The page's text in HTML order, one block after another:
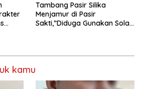
Tambang Pasir Silika
Menjamur di Pasir
Sakti,”Diduga Gunakan Solar
kamu